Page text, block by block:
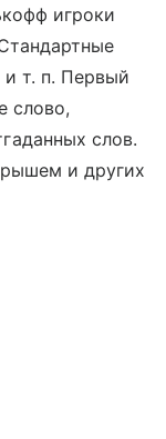
игроки
и т. п. Первый
слово,
слов.
и других